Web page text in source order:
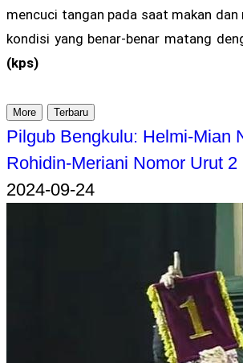
mencuci tangan pada saat makan dan
kondisi yang benar-benar matang
(kps)
More Terbaru
Pilgub Bengkulu: Helmi-Mian
Rohidin-Meriani Nomor Urut 2
2024-09-24